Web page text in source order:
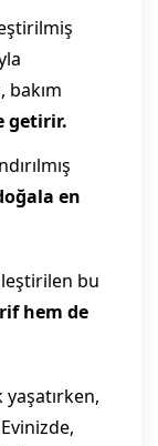
bakım
getirir.
en
bu
hem de
Evinizde,